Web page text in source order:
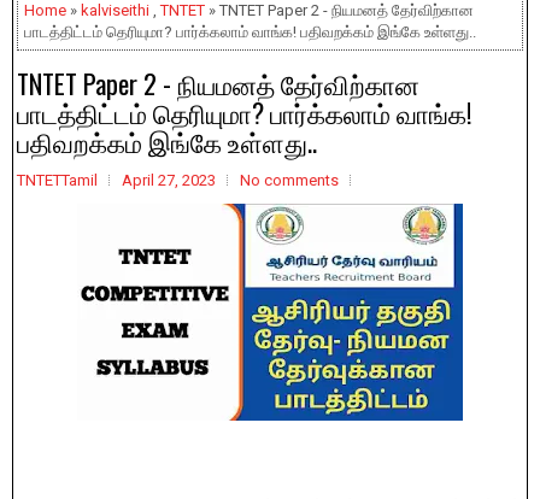
Home » kalviseithi ,TNTET » TNTET Paper 2 - நியமனத் தேர்விற்கான
பாடத்திட்டம் தெரியுமா? பார்க்கலாம் வாங்க! பதிவறக்கம் இங்கே உள்ளது..
TNTET Paper 2 - நியமனத் தேர்விற்கான
பாடத்திட்டம் தெரியுமா? பார்க்கலாம் வாங்க!
பதிவறக்கம் இங்கே உள்ளது..
TNTETTamil April 27, 2023 No comments